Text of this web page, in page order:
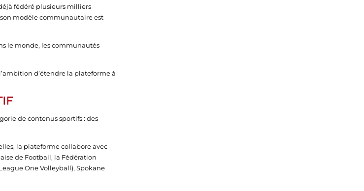
fédéré plusieurs milliers
modèle communautaire est
le monde, les communautés
d’étendre la plateforme à
de contenus sportifs : des
la plateforme collabore avec
de Football, la Fédération
One Volleyball), Spokane